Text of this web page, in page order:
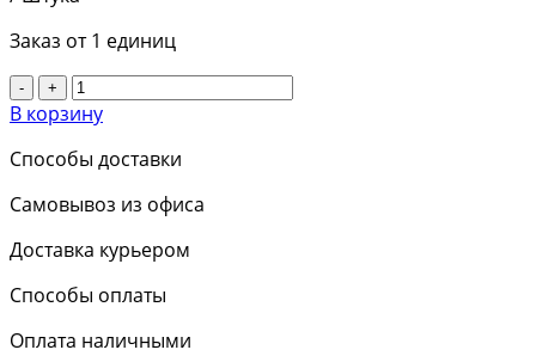
Заказ от 1 единиц
- +
В корзину
Способы доставки
Самовывоз из офиса
Доставка курьером
Способы оплаты
Оплата наличными